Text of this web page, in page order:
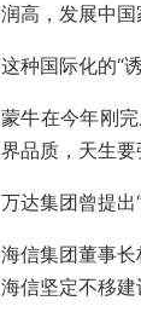
润高，发展中国
这种国际化的“
蒙牛在今年刚
界品质，天生要
万达集团曾提出
海信集团董事
海信坚定不移建